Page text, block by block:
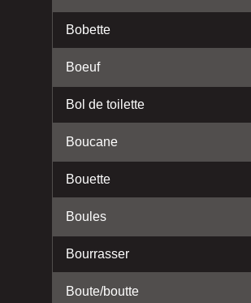
Bobette
Boeuf
Bol de toilette
Boucane
Bouette
Boules
Bourrasser
Boute/boutte